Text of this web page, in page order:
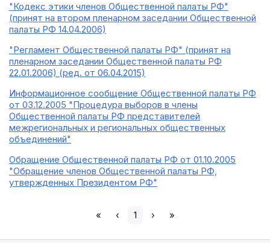
"Кодекс этики членов Общественной палаты РФ"
(принят на втором пленарном заседании Общественной
палаты РФ 14.04.2006)
"Регламент Общественной палаты РФ" (принят на
пленарном заседании Общественной палаты РФ
22.01.2006) (ред. от 06.04.2015)
Информационное сообщение Общественной палаты РФ
от 03.12.2005 "Процедура выборов в члены
Общественной палаты РФ представителей
межрегиональных и региональных общественных
объединений"
Обращение Общественной палаты РФ от 01.10.2005
"Обращение членов Общественной палаты РФ,
утвержденных Президентом РФ"
« ‹ 1 › »